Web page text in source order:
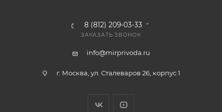
8 (812) 209-03-33
ЗАКАЗАТЬ ЗВОНОК
info@mirprivoda.ru
г. Москва, ул. Сталеваров 26, корпус 1